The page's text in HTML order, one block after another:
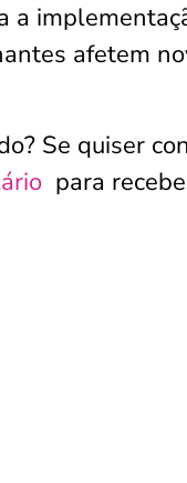
a
afetem
Se quiser
para